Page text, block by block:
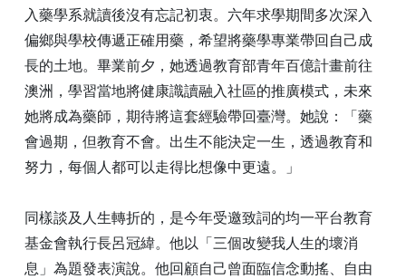
入藥學系就讀後沒有忘記初衷。六年求學期間多次深入
偏鄉與學校傳遞正確用藥，希望將藥學專業帶回自己成
長的土地。畢業前夕，她透過教育部青年百億計畫前往
澳洲，學習當地將健康識讀融入社區的推廣模式，未來
她將成為藥師，期待將這套經驗帶回臺灣。她說：「藥
會過期，但教育不會。出生不能決定一生，透過教育和
努力，每個人都可以走得比想像中更遠。」
同樣談及人生轉折的，是今年受邀致詞的均一平台教育
基金會執行長呂冠緯。他以「三個改變我人生的壞消
息」為題發表演說。他回顧自己曾面臨信念動搖、自由